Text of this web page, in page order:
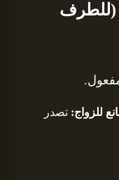
(للطرف
للزواج: تصدر